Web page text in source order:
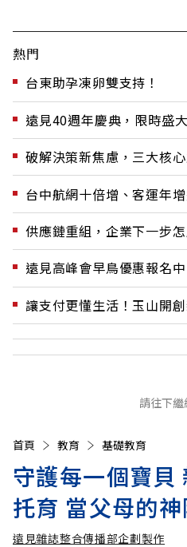
熱門
台東助孕凍卵雙支持！
遠見40週年慶典，限時盛
破解決策新焦慮，三大核
台中航網十倍增、客運年
供應鏈重組，企業下一步
遠見高峰會早鳥優惠報名中
讓支付更懂生活！玉山開
請往下繼
首頁 教育 基礎教育
守護每一個寶貝
托育 當父母的
遠見雜誌整合傳播部企劃製作